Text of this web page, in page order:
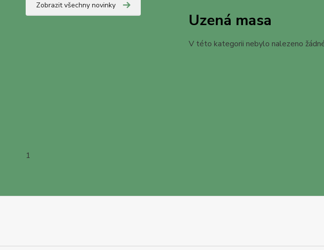
Zobrazit všechny novinky
1
Uzená masa
V této kategorii nebylo nalezeno